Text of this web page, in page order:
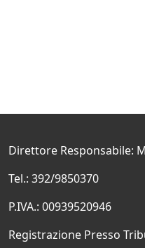
Direttore Responsabile:
Tel.: 392/9850370
P.IVA.: 00939520946
Registrazione Presso